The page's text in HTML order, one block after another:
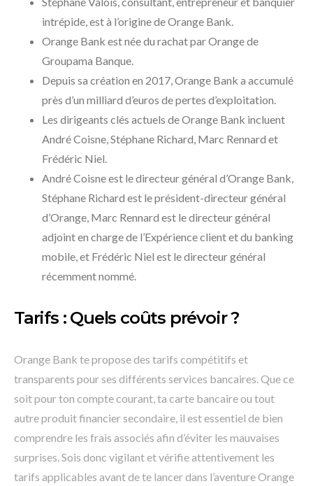
intrépide, est à l’origine de Orange Bank.
Orange Bank est née du rachat par Orange de
Groupama Banque.
Depuis sa création en 2017, Orange Bank a accumulé
près d’un milliard d’euros de pertes d’exploitation.
Les dirigeants clés actuels de Orange Bank incluent
André Coisne, Stéphane Richard, Marc Rennard et
Frédéric Niel.
André Coisne est le directeur général d’Orange Bank,
Stéphane Richard est le président-directeur général
d’Orange, Marc Rennard est le directeur général
adjoint en charge de l’Expérience client et du banking
mobile, et Frédéric Niel est le directeur général
récemment nommé.
Tarifs : Quels coûts prévoir ?
Orange Bank te propose des tarifs compétitifs et
transparents pour ses différents services bancaires. Que ce
soit pour ton compte courant, ta carte bancaire ou tout
autre produit financier secondaire, il est essentiel de bien
comprendre les frais associés afin d’éviter les mauvaises
surprises. Sois donc vigilant et vérifie attentivement les
tarifs applicables avant de te lancer dans l’aventure Orange